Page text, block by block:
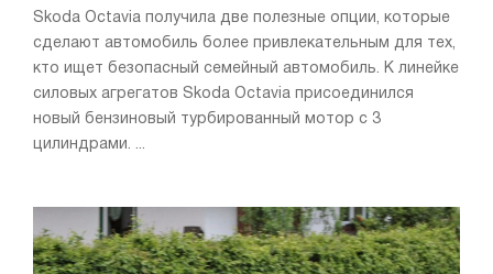
Skoda Octavia получила две полезные опции, которые
сделают автомобиль более привлекательным для тех,
кто ищет безопасный семейный автомобиль. К линейке
силовых агрегатов Skoda Octavia присоединился
новый бензиновый турбированный мотор с 3
цилиндрами. ...